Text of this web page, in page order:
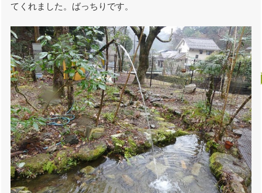
てくれました。ばっちりです。